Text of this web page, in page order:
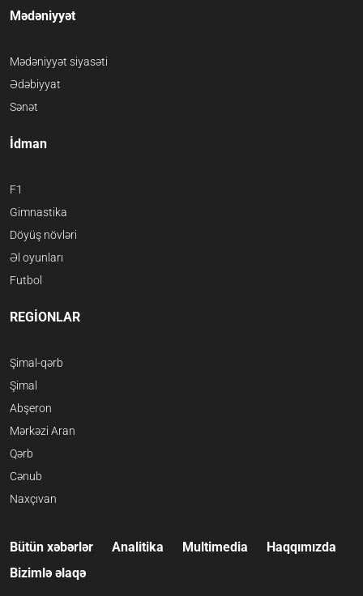
Mədəniyyət
Mədəniyyət siyasəti
Ədəbiyyat
Sənət
İdman
F1
Gimnastika
Döyüş növləri
Əl oyunları
Futbol
REGİONLAR
Şimal-qərb
Şimal
Abşeron
Mərkəzi Aran
Qərb
Cənub
Naxçıvan
Bütün xəbərlər Analitika Multimedia
Haqqımızda
Bizimlə əlaqə